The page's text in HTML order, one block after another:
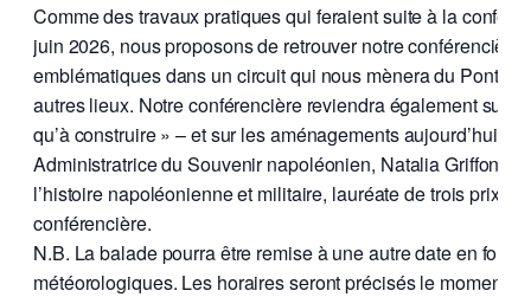
Comme des travaux pratiques qui feraient suite à la
juin 2026, nous proposons de retrouver notre
emblématiques dans un circuit qui nous mènera du Pont-
autres lieux. Notre conférencière reviendra également sur
qu’à construire » – et sur les aménagements aujourd’hui
Administratrice du Souvenir napoléonien, Natalia Griffon
l’histoire napoléonienne et militaire, lauréate de trois prix
conférencière.
N.B. La balade pourra être remise à une autre date en
météorologiques. Les horaires seront précisés le moment